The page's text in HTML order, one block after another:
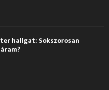
hallgat: Sokszorosan